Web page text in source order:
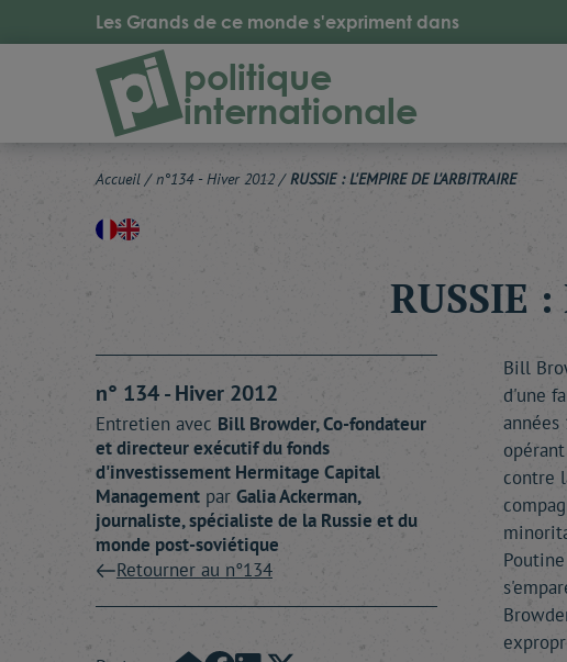
Les Grands de ce monde s'expriment dans
politique
internationale
Accueil / n°134 - Hiver 2012 / RUSSIE : L'EMPIRE DE L'ARBITRAIRE
RUSSIE
n° 134 - Hiver 2012
Entretien avec Bill Browder, Co-fondateur
et directeur exécutif du fonds
d'investissement Hermitage Capital
Management par GaliaAckerman,
journaliste, spécialiste de la Russie et du
monde post-soviétique
Retourner au n°134
Bill
d'une
contre